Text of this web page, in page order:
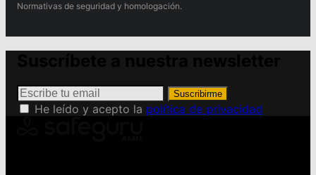
Normativas de seguridad y homologación.
Suscribirme
He leído y acepto la política de privacidad